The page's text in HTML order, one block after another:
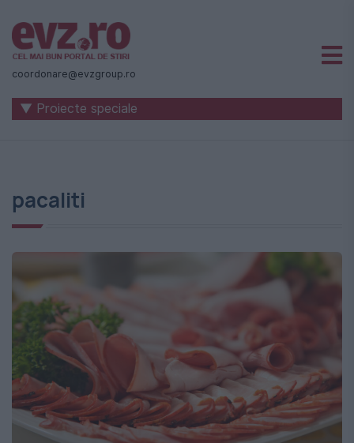
Știri
naționale
internaționale
-
Evenimentul
Zilei
coordonare@evzgroup.ro
▼ Proiecte speciale
pacaliti